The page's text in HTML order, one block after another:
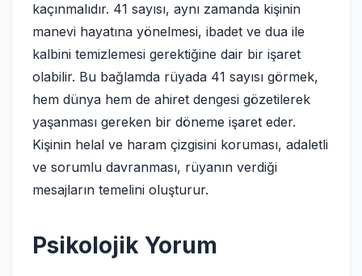
kaçınmalıdır. 41 sayısı, aynı zamanda kişinin
manevi hayatına yönelmesi, ibadet ve dua ile
kalbini temizlemesi gerektiğine dair bir işaret
olabilir. Bu bağlamda rüyada 41 sayısı görmek,
hem dünya hem de ahiret dengesi gözetilerek
yaşanması gereken bir döneme işaret eder.
Kişinin helal ve haram çizgisini koruması, adaletli
ve sorumlu davranması, rüyanın verdiği
mesajların temelini oluşturur.
Psikolojik Yorum